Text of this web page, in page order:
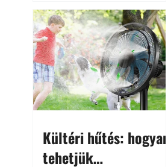
megközelítheti. Ez nemcsak a
beszállást teszi kellemetlenné,
hanem az autó állapotára és a
benne hagyott tárgyakra is
káros hatással lehet. Néhány
egyszerű óvintézkedéssel
azonban jelentősen
csökkenthetjük a hőség káros
Kültéri hűtés: hogyan
tehetjük